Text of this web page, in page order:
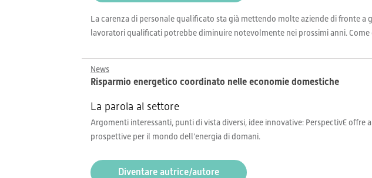
La carenza di personale qualificato sta già mettendo molte aziende di fronte
lavoratori qualificati potrebbe diminuire notevolmente nei prossimi anni.
News
Risparmio energetico coordinato nelle economie domestiche
La parola al settore
Argomenti interessanti, punti di vista diversi, idee innovative: PerspectivE
prospettive per il mondo dell’energia di domani.
Diventare autrice/autore